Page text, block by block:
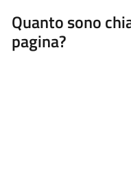
Quanto sono
pagina?